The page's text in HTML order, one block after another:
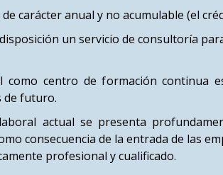
carácter anual y no acumulable (el
un servicio de consultoría
como centro de formación continua
de futuro.
actual se presenta
consecuencia de la entrada de las
profesional y cualificado.